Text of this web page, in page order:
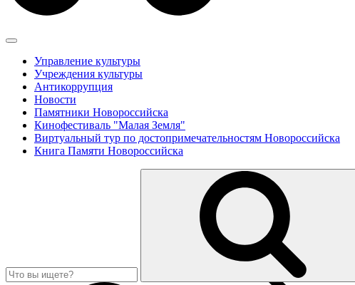
Управление культуры
Учреждения культуры
Антикоррупция
Новости
Памятники Новороссийска
Кинофестиваль "Малая Земля"
Виртуальный тур по достопримечательностям Новороссийска
Книга Памяти Новороссийска